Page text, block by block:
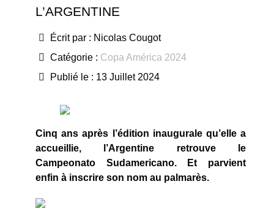
L’ARGENTINE
Écrit par : Nicolas Cougot
Catégorie : Copa América 2024
Publié le : 13 Juillet 2024
Cinq ans après l’édition inaugurale qu’elle a
accueillie, l’Argentine retrouve le
Campeonato Sudamericano. Et parvient
enfin à inscrire son nom au palmarès.